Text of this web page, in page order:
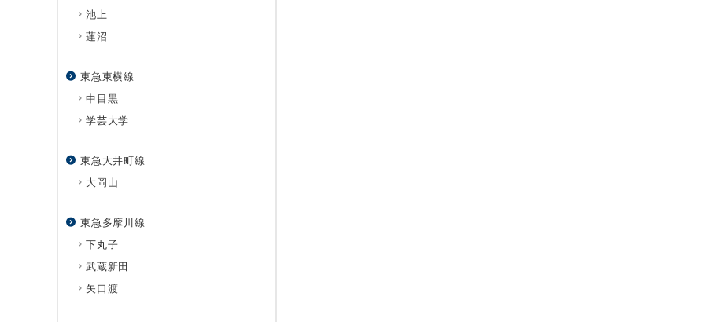
池上
蓮沼
東急東横線
中目黒
学芸大学
東急大井町線
大岡山
東急多摩川線
下丸子
武蔵新田
矢口渡